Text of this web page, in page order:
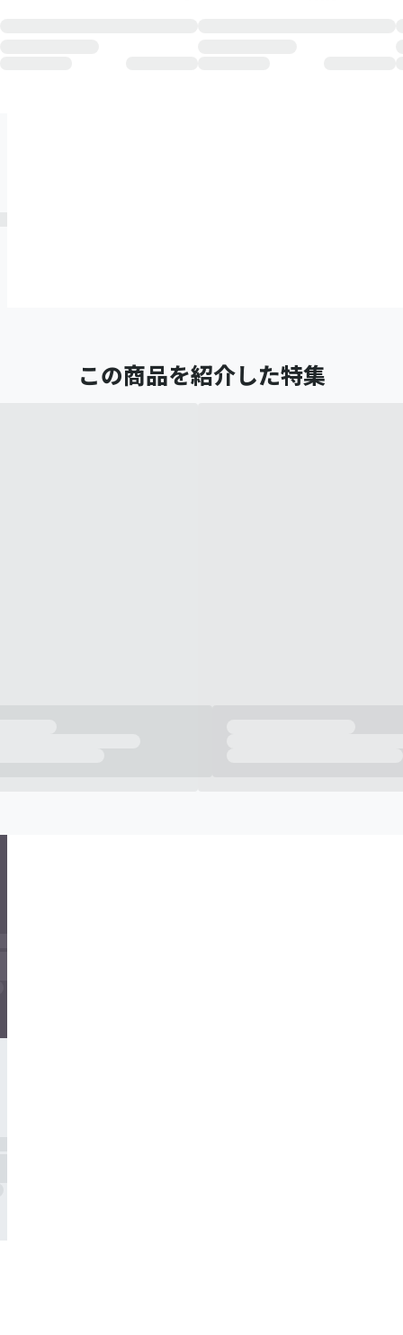
この商品を紹介した特集